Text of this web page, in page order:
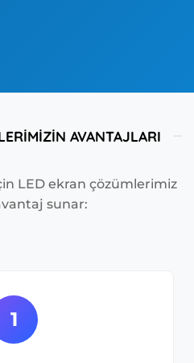
AVANTAJLARI
LED ekran çözümlerimiz
sunar:
1